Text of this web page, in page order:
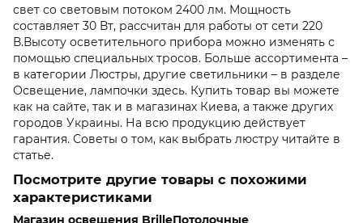
свет со световым потоком 2400 лм. Мощность
составляет 30 Вт, рассчитан для работы от сети 220
В.Высоту осветительного прибора можно изменять с
помощью специальных тросов. Больше ассортимента –
в категории Люстры, другие светильники – в разделе
Освещение, лампочки здесь. Купить товар вы можете
как на сайте, так и в магазинах Киева, а также других
городов Украины. На всю продукцию действует
гарантия. Советы о том, как выбрать люстру читайте в
статье.
Посмотрите другие товары с похожими
характеристиками
Магазин освещения BrilleПотолочные